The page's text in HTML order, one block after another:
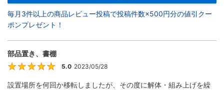
毎月3件以上の商品レビュー投稿で投稿件数×500円分の値引クー
ポンプレゼント！
部品置き、書棚
5
5.0 2023/05/28
設置場所を何回か移転しましたが、その度に解体・組み上げを繰